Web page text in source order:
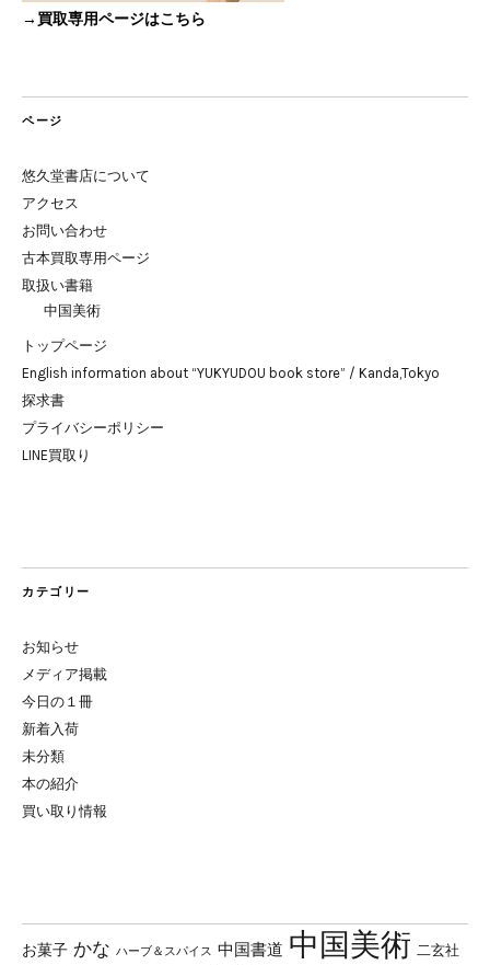
→買取専用ページはこちら
ページ
悠久堂書店について
アクセス
お問い合わせ
古本買取専用ページ
取扱い書籍
中国美術
トップページ
English information about “YUKYUDOU book store” / Kanda,Tokyo
探求書
プライバシーポリシー
LINE買取り
カテゴリー
お知らせ
メディア掲載
今日の１冊
新着入荷
未分類
本の紹介
買い取り情報
お菓子 かな ハーブ＆スパイス 中国書道 中国美術 二玄社